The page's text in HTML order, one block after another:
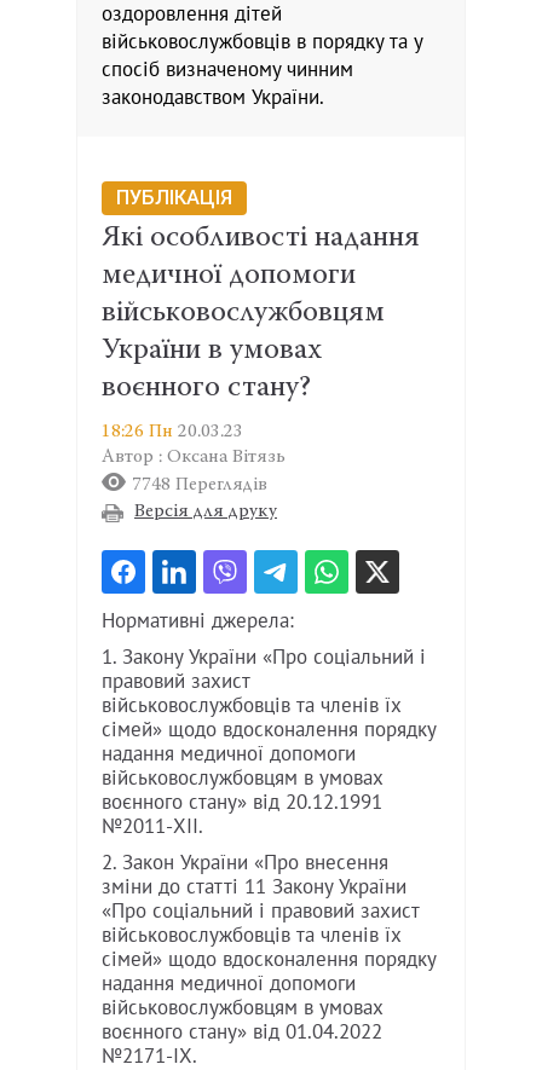
оздоровлення дітей
військовослужбовців в порядку та у
спосіб визначеному чинним
законодавством України.
ПУБЛІКАЦІЯ
Які особливості надання
медичної допомоги
військовослужбовцям
України в умовах
воєнного стану?
18:26 Пн 20.03.23
Автор : Оксана Вітязь
7748 Переглядів
Версія для друку
Нормативні джерела:
1. Закону України «Про соціальний і
правовий захист
військовослужбовців та членів їх
сімей» щодо вдосконалення порядку
надання медичної допомоги
військовослужбовцям в умовах
воєнного стану» від 20.12.1991
№2011-XII.
2. Закон України «Про внесення
зміни до статті 11 Закону України
«Про соціальний і правовий захист
військовослужбовців та членів їх
сімей» щодо вдосконалення порядку
надання медичної допомоги
військовослужбовцям в умовах
воєнного стану» від 01.04.2022
№2171-IX.